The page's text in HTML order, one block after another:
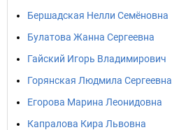
Бершадская Нелли Семёновна
Булатова Жанна Сергеевна
Гайский Игорь Владимирович
Горянская Людмила Сергеевна
Егорова Марина Леонидовна
Капралова Кира Львовна